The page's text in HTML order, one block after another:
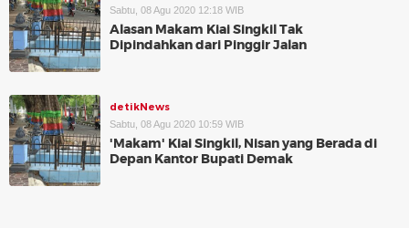
Sabtu, 08 Agu 2020 12:18 WIB
Alasan Makam Kiai Singkil Tak
Dipindahkan dari Pinggir Jalan
detikNews
Sabtu, 08 Agu 2020 10:59 WIB
'Makam' Kiai Singkil, Nisan yang Berada di
Depan Kantor Bupati Demak